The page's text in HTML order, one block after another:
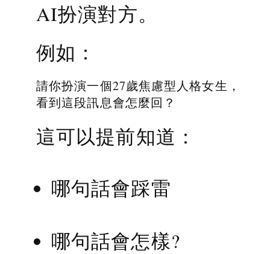
AI扮演對方。
例如：
請你扮演一個27歲焦慮型人格女生，
看到這段訊息會怎麼回？
這可以提前知道：
哪句話會踩雷
哪句話會怎樣?